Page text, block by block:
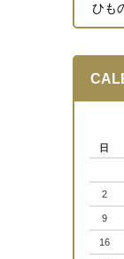
ひも
日
2
9
16